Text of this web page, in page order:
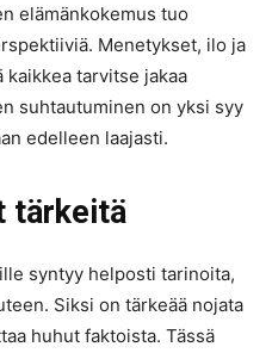
elämänkokemus tuo
Menetykset, ilo ja
tarvitse jakaa
suhtautuminen on yksi syy
edelleen laajasti.
tärkeitä
syntyy helposti tarinoita,
Siksi on tärkeää nojata
huhut faktoista. Tässä